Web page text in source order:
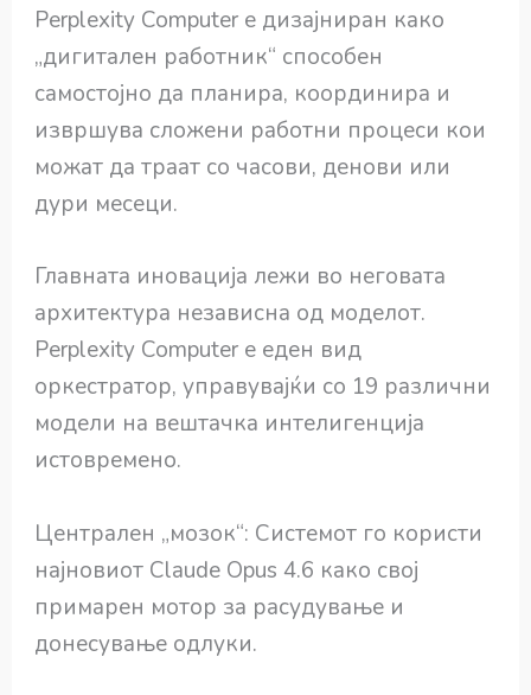
Perplexity Computer е дизајниран како
„дигитален работник“ способен
самостојно да планира, координира и
извршува сложени работни процеси кои
можат да траат со часови, денови или
дури месеци.
Главната иновација лежи во неговата
архитектура независна од моделот.
Perplexity Computer е еден вид
оркестратор, управувајќи со 19 различни
модели на вештачка интелигенција
истовремено.
Централен „мозок“: Системот го користи
најновиот Claude Opus 4.6 како свој
примарен мотор за расудување и
донесување одлуки.